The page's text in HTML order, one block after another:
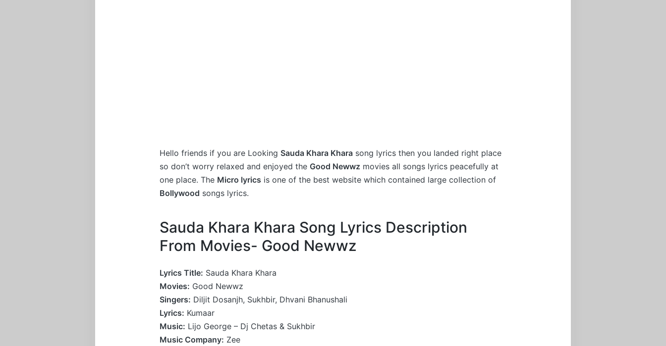
Hello friends if you are Looking Sauda Khara Khara song lyrics then you landed right place
so don’t worry relaxed and enjoyed the Good Newwz movies all songs lyrics peacefully at
one place. The Micro lyrics is one of the best website which contained large collection of
Bollywood songs lyrics.
Sauda Khara Khara Song Lyrics Description
From Movies- Good Newwz
Lyrics Title: Sauda Khara Khara
Movies: Good Newwz
Singers: Diljit Dosanjh, Sukhbir, Dhvani Bhanushali
Lyrics: Kumaar
Music: Lijo George – Dj Chetas & Sukhbir
Music Company: Zee